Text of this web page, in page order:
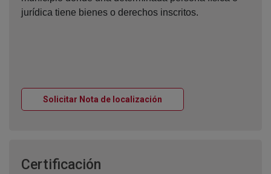
jurídica tiene bienes o derechos inscritos.
Solicitar Nota de localización
Certificación